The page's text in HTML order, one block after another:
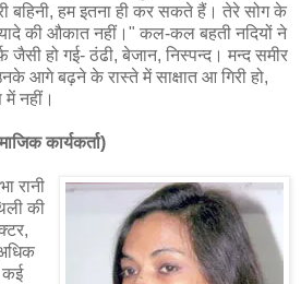
बहिनी, हम इतना ही कर सकते हैं। तेरे सोग के
की औकात नहीं।" कल-कल बहती नदियों ने
जैसी हो गई- ठंढी, बेजान, निस्पन्द। मन्द समीर
आगे बढ़ने के रास्ते में साक्षात आ गिरी हो,
नहीं।
कार्यकर्ता)
रानी
की
कई